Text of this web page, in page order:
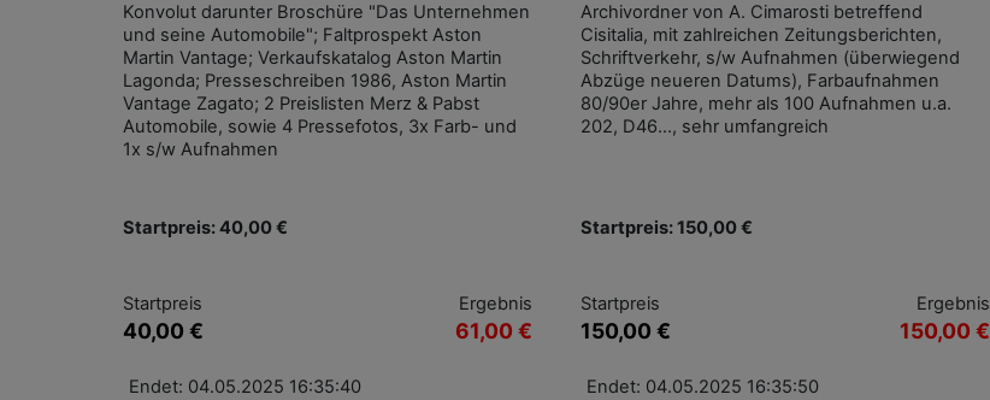
Konvolut darunter Broschüre "Das Unternehmen
und seine Automobile"; Faltprospekt Aston
Martin Vantage; Verkaufskatalog Aston Martin
Lagonda; Presseschreiben 1986, Aston Martin
Vantage Zagato; 2 Preislisten Merz & Pabst
Automobile, sowie 4 Pressefotos, 3x Farb- und
1x s/w Aufnahmen
Startpreis: 40,00 €
Startpreis
40,00 €
Ergebnis
61,00 €
Endet: 04.05.2025 16:35:40
Archivordner von A. Cimarosti betreffend
Cisitalia, mit zahlreichen Zeitungsberichten,
Schriftverkehr, s/w Aufnahmen (überwiegend
Abzüge neueren Datums), Farbaufnahmen
80/90er Jahre, mehr als 100 Aufnahmen u.a.
202, D46..., sehr umfangreich
Startpreis: 150,00 €
Startpreis
150,00 €
Ergebnis
150,00 €
Endet: 04.05.2025 16:35:50